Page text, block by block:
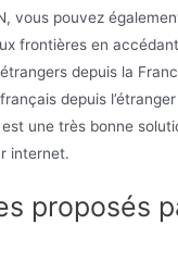
vous pouvez
frontières en
depuis la
depuis l’étranger
est une très bonne
internet.
proposés